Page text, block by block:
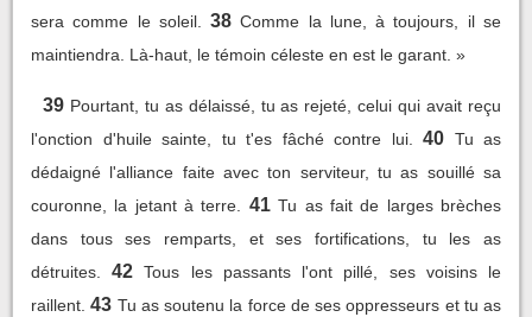
sera comme le soleil.
38 Comme la lune, à toujours, il se
maintiendra. Là-haut, le témoin céleste en est le garant. »
39 Pourtant, tu as délaissé, tu as rejeté, celui qui avait reçu
l'onction d'huile sainte, tu t'es fâché contre lui.
40 Tu as
dédaigné l'alliance faite avec ton serviteur, tu as souillé sa
couronne, la jetant à terre.
41 Tu as fait de larges brèches
dans tous ses remparts, et ses fortifications, tu les as
détruites.
42 Tous les passants l'ont pillé, ses voisins le
raillent. 43 Tu as soutenu la force de ses oppresseurs et tu as